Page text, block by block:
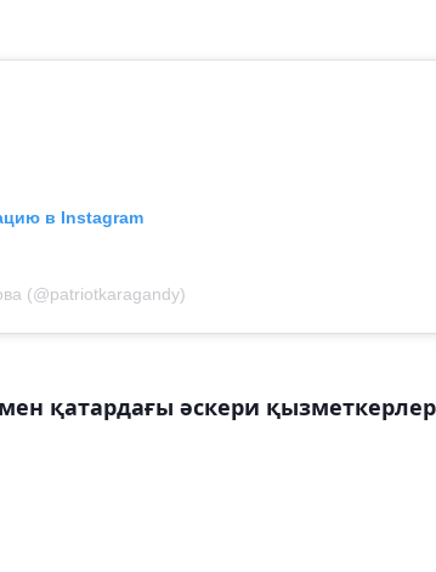
в Instagram
(@patriotkaragandy)
қатардағы әскери қызметкерлер